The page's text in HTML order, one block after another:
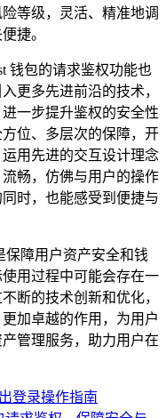
等级，灵活、精准地调
捷。
钱包的请求鉴权功能也
更多先进前沿的技术，
一步提升鉴权的安全性
位、多层次的保障，开
用先进的交互设计理念
畅，仿佛与用户的操作
时，也能感受到便捷与
保障用户资产安全和钱
用过程中可能会存在一
断的技术创新和优化，
加卓越的作用，为用户
管理服务，助力用户在
登录操作指南